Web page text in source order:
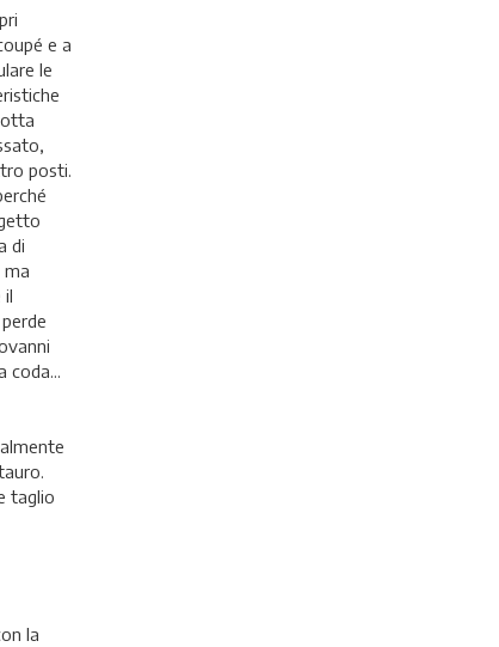
e a
le
posti.
di
ma
il
taglio
la